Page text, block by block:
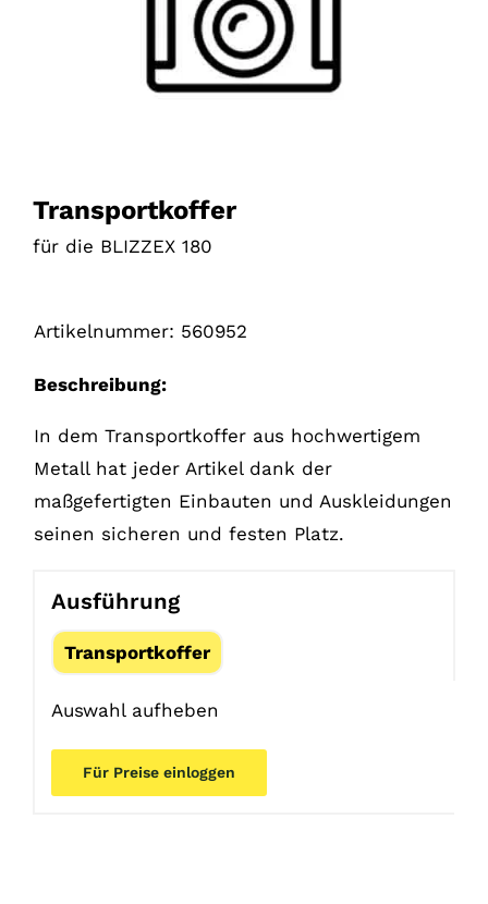
Transportkoffer
für die BLIZZEX 180
Artikelnummer: 560952
Beschreibung:
In dem Transportkoffer aus hochwertigem
Metall hat jeder Artikel dank der
maßgefertigten Einbauten und Auskleidungen
seinen sicheren und festen Platz.
Ausführung
Transportkoffer
Auswahl aufheben
Für Preise einloggen